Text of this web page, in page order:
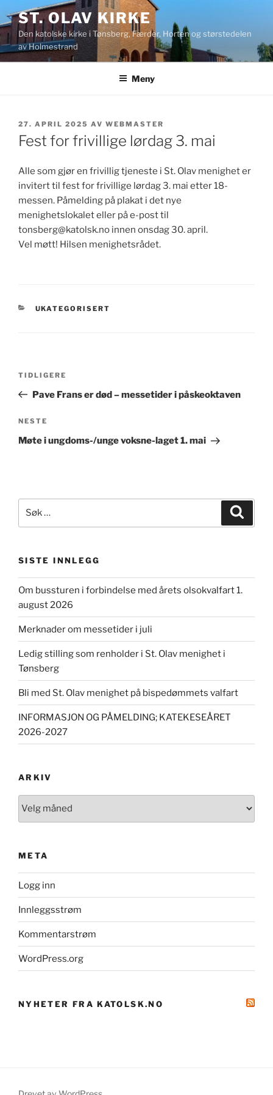
til
innhold
ST. OLAV KIRKE
Den katolske kirke i Tønsberg, Færder, Horten og størstedelen
av Holmestrand
Meny
PUBLISERT
27. APRIL 2025 AV WEBMASTER
Fest for frivillige lørdag 3. mai
Alle som gjør en frivillig tjeneste i St. Olav menighet er
invitert til fest for frivillige lørdag 3. mai etter 18-
messen. Påmelding på plakat i det nye
menighetslokalet eller på e-post til
tonsberg@katolsk.no innen onsdag 30. april.
Vel møtt! Hilsen menighetsrådet.
KATEGORIER
UKATEGORISERT
Forrige
innlegg
TIDLIGERE
Pave Frans er død – messetider i påskeoktaven
Neste
innlegg
NESTE
Møte i ungdoms-/unge voksne-laget 1. mai
etter:
SISTE INNLEGG
Om bussturen i forbindelse med årets olsokvalfart 1.
august 2026
Merknader om messetider i juli
Ledig stilling som renholder i St. Olav menighet i
Tønsberg
Bli med St. Olav menighet på bispedømmets valfart
INFORMASJON OG PÅMELDING; KATEKESEÅRET
2026-2027
ARKIV
META
Logg inn
Innleggsstrøm
Kommentarstrøm
WordPress.org
NYHETER FRA KATOLSK.NO